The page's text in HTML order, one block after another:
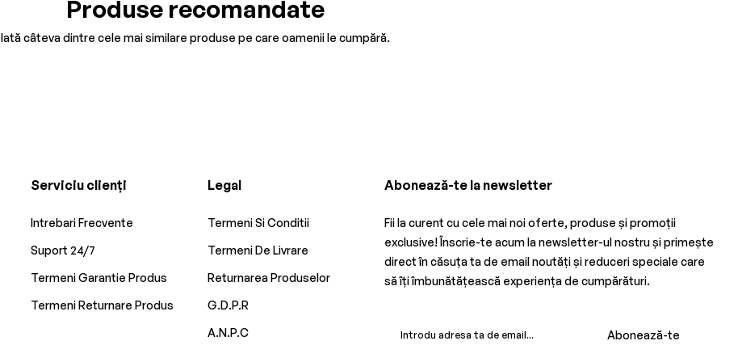
Produse recomandate
Iată câteva dintre cele mai similare produse pe care oamenii le cumpără.
Serviciu clienți
Intrebari Frecvente
Suport 24/7
Termeni Garantie Produs
Termeni Returnare Produs
Legal
Termeni Si Conditii
Termeni De Livrare
Returnarea Produselor
G.D.P.R
A.N.P.C
Abonează-te la newsletter
Fii la curent cu cele mai noi oferte, produse și promoții
exclusive! Înscrie-te acum la newsletter-ul nostru și primește
direct în căsuța ta de email noutăți și reduceri speciale care
să îți îmbunătățească experiența de cumpărături.
Abonează-te